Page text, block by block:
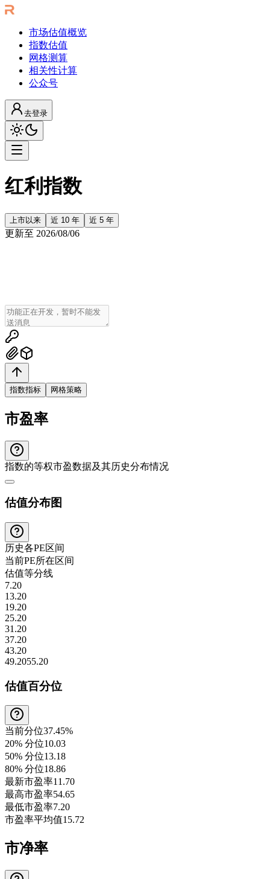
市场估值概览
指数估值
网格测算
相关性计算
公众号
去登录
红利指数
上市以来 近 10 年 近 5 年
更新至 2026/08/06
指数指标 网格策略
市盈率
指数的等权市盈数据及其历史分布情况
估值分布图
历史各PE区间
当前PE所在区间
估值等分线
7.20
13.20
19.20
25.20
31.20
37.20
43.20
49.2055.20
估值百分位
当前分位37.45%
20% 分位10.03
50% 分位13.18
80% 分位18.86
最新市盈率11.70
最高市盈率54.65
最低市盈率7.20
市盈率平均值15.72
市净率